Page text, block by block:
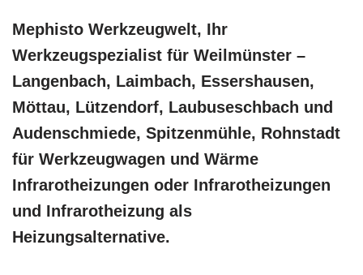
Mephisto Werkzeugwelt, Ihr
Werkzeugspezialist für Weilmünster –
Langenbach, Laimbach, Essershausen,
Möttau, Lützendorf, Laubuseschbach und
Audenschmiede, Spitzenmühle, Rohnstadt
für Werkzeugwagen und Wärme
Infrarotheizungen oder Infrarotheizungen
und Infrarotheizung als
Heizungsalternative.